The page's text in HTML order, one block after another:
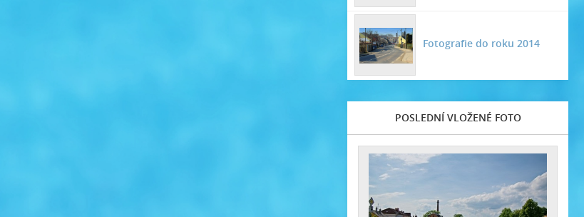
Fotografie do roku 2014
POSLEDNÍ VLOŽENÉ FOTO